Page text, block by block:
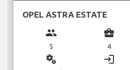
OPEL ASTRA ESTATE
group
5
business_center
4
miscellaneous_services login